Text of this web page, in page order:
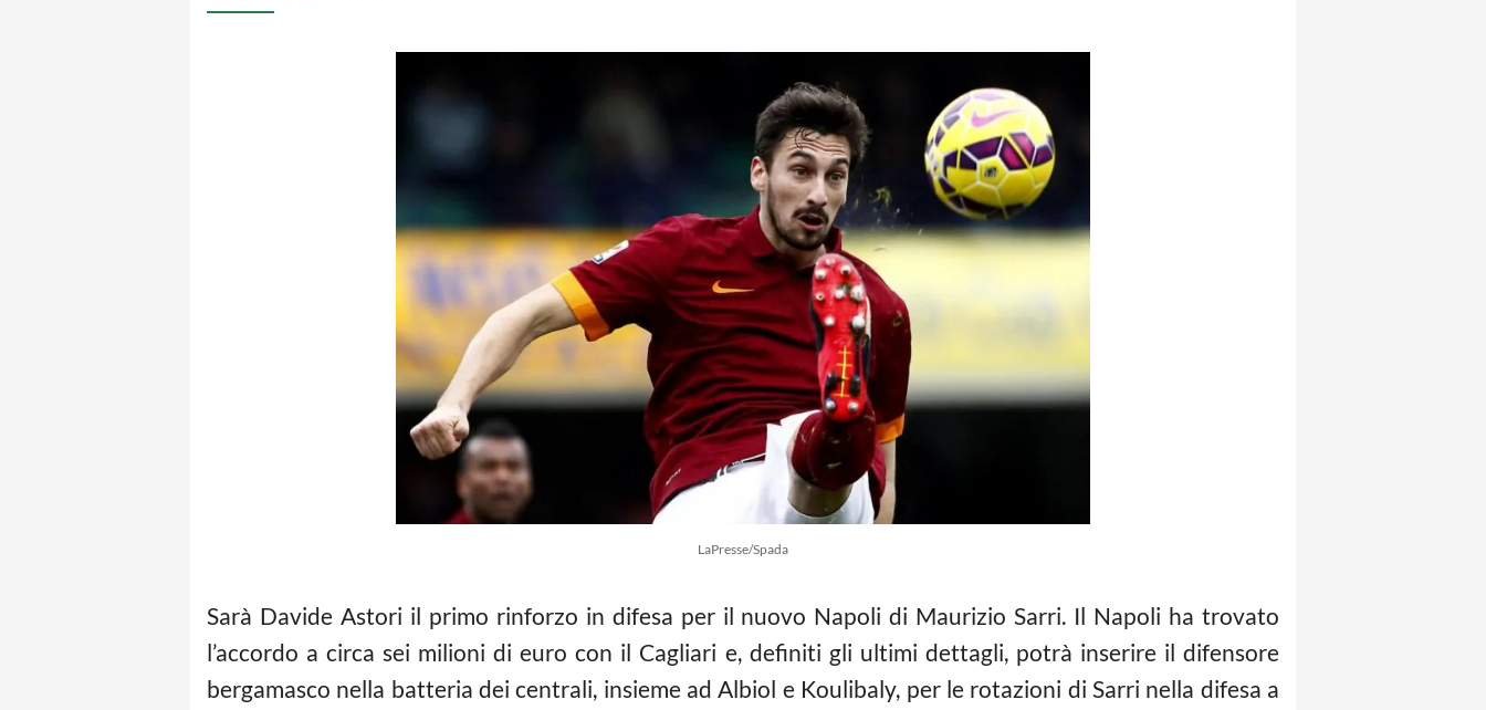
LaPresse/Spada
Sarà Davide Astori il primo rinforzo in difesa per il nuovo Napoli di Maurizio Sarri. Il Napoli ha trovato
l’accordo a circa sei milioni di euro con il Cagliari e, definiti gli ultimi dettagli, potrà inserire il difensore
bergamasco nella batteria dei centrali, insieme ad Albiol e Koulibaly, per le rotazioni di Sarri nella difesa a